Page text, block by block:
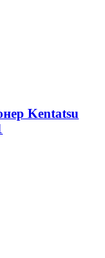
Kentatsu